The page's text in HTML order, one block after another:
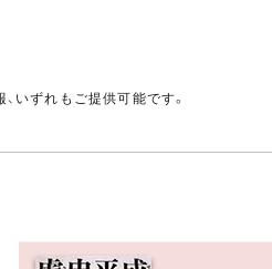
いずれもご提供可能です。